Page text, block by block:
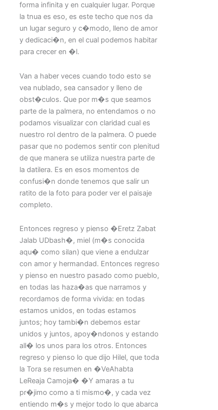
forma infinita y en cualquier lugar. Porque
la tnua es eso, es este techo que nos da
un lugar seguro y c�modo, lleno de amor
y dedicaci�n, en el cual podemos habitar
para crecer en �l.
Van a haber veces cuando todo esto se
vea nublado, sea cansador y lleno de
obst�culos. Que por m�s que seamos
parte de la palmera, no entendamos o no
podamos visualizar con claridad cual es
nuestro rol dentro de la palmera. O puede
pasar que no podemos sentir con plenitud
de que manera se utiliza nuestra parte de
la datilera. Es en esos momentos de
confusi�n donde tenemos que salir un
ratito de la foto para poder ver el paisaje
completo.
Entonces regreso y pienso �Eretz Zabat
Jalab UDbash�, miel (m�s conocida
aqu� como silan) que viene a endulzar
con amor y hermandad. Entonces regreso
y pienso en nuestro pasado como pueblo,
en todas las haza�as que narramos y
recordamos de forma vivida: en todas
estamos unidos, en todas estamos
juntos; hoy tambi�n debemos estar
unidos y juntos, apoy�ndonos y estando
all� los unos para los otros. Entonces
regreso y pienso lo que dijo Hilel, que toda
la Tora se resumen en �VeAhabta
LeReaja Camoja� �Y amaras a tu
pr�jimo como a ti mismo�, y cada vez
entiendo m�s y mejor todo lo que abarca